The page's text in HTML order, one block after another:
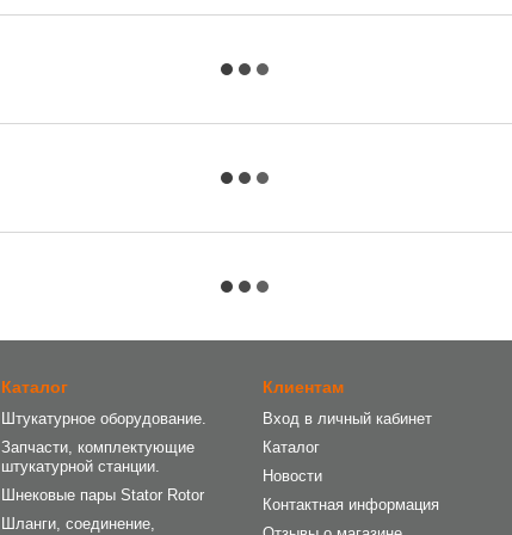
Каталог
Штукатурное оборудование.
Запчасти, комплектующие
штукатурной станции.
Шнековые пары Stator Rotor
Шланги, соединение,
Клиентам
Вход в личный кабинет
Каталог
Новости
Контактная информация